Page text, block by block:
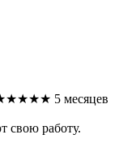
5 месяцев
свою работу.